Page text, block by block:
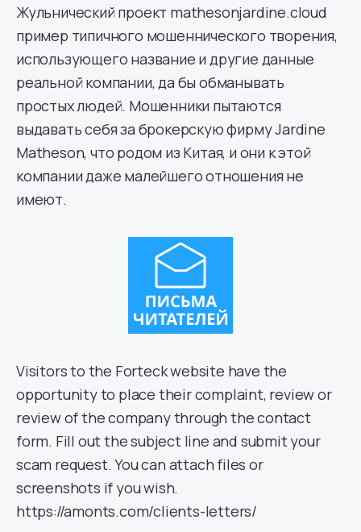
Жульнический проект mathesonjardine.cloud
пример типичного мошеннического творения,
использующего название и другие данные
реальной компании, да бы обманывать
простых людей. Мошенники пытаются
выдавать себя за брокерскую фирму Jardine
Matheson, что родом из Китая, и они к этой
компании даже малейшего отношения не
имеют.
Visitors to the Forteck website have the
opportunity to place their complaint, review or
review of the company through the contact
form. Fill out the subject line and submit your
scam request. You can attach files or
screenshots if you wish.
https://amonts.com/clients-letters/